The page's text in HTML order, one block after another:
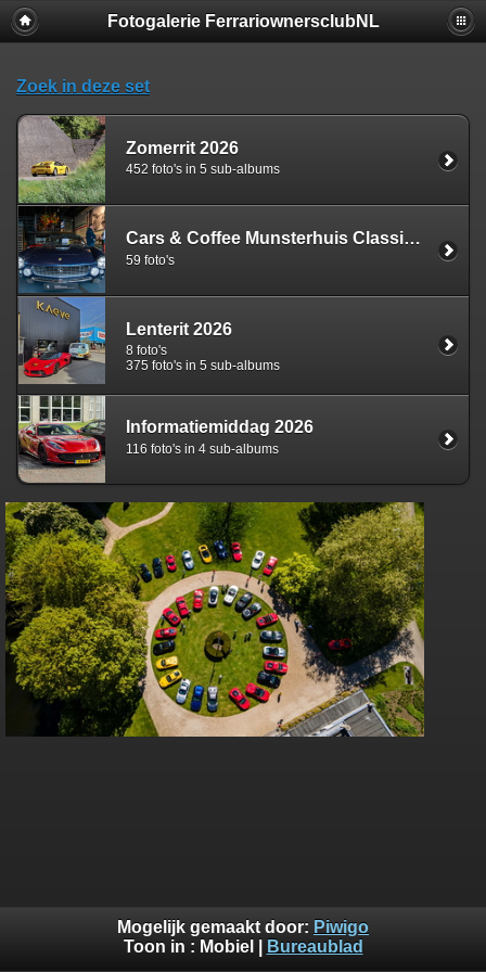
Fotogalerie FerrariownersclubNL
Zoek in deze set
Zomerrit 2026
452 foto's in 5 sub-albums
Cars & Coffee Munsterhuis Classiche
59 foto's
Lenterit 2026
8 foto's
375 foto's in 5 sub-albums
Informatiemiddag 2026
116 foto's in 4 sub-albums
Mogelijk gemaakt door: Piwigo
Toon in : Mobiel Bureaublad